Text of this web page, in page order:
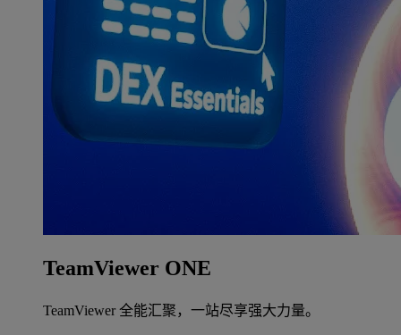
TeamViewer ONE
TeamViewer 全能汇聚，一站尽享强大力量。